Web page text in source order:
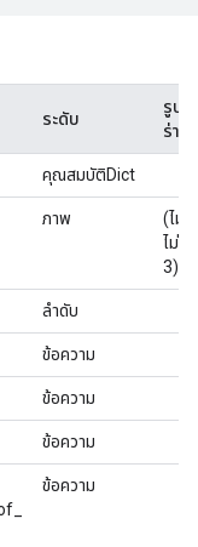
ระดับ
รูป
ร่าง
คุณสมบัติDict
ภาพ
(ไม่มี
ไม่มี
3)
ลำดับ
ข้อความ
ข้อความ
ข้อความ
ข้อความ